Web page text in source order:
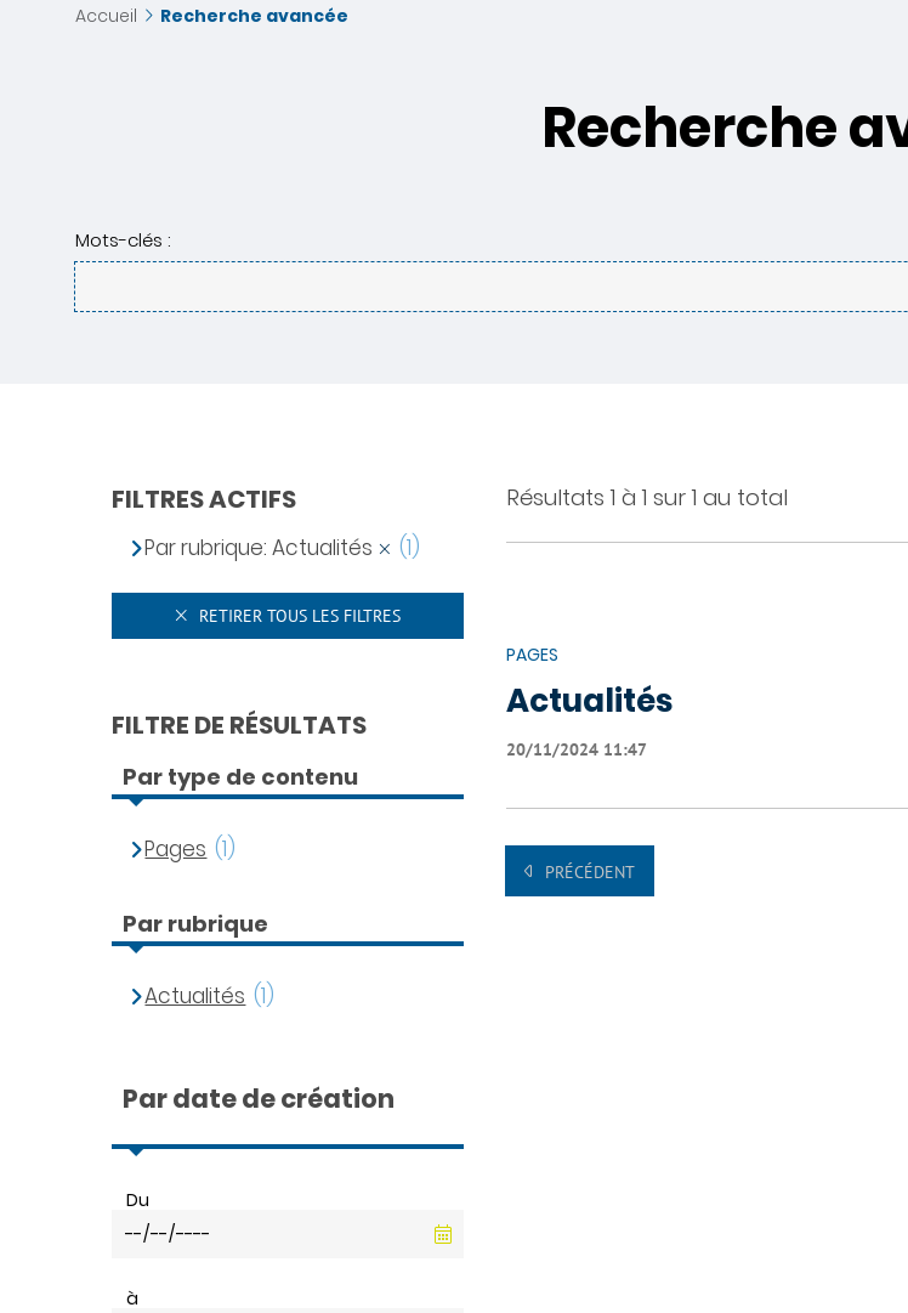
Accueil Recherche avancée
Recherche
Mots-clés :
Résultats 1 à 1 sur 1 au total
PAGES
Actualités
20/11/2024 11:47
PRÉCÉDENT
FILTRES ACTIFS
Par rubrique: Actualités (1)
RETIRER TOUS LES FILTRES
FILTRE DE RÉSULTATS
Par type de contenu
Pages (1)
Par rubrique
Actualités (1)
Par date de création
Du
à